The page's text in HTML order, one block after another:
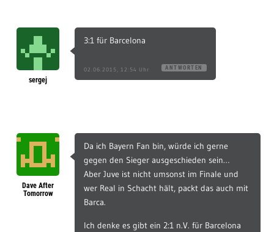
sergej
3:1 für Barcelona
02.06.2015, 12:54 Uhr ANTWORTEN
Dave After
Tomorrow
Da ich Bayern Fan bin, würde ich gerne
gegen den Sieger ausgeschieden sein…
Aber Juve ist nicht umsonst im Finale und
wer Real in Schacht hält, packt das auch mit
Barca.
Ich denke es gibt ein 2:1 n.V. für Barcelona